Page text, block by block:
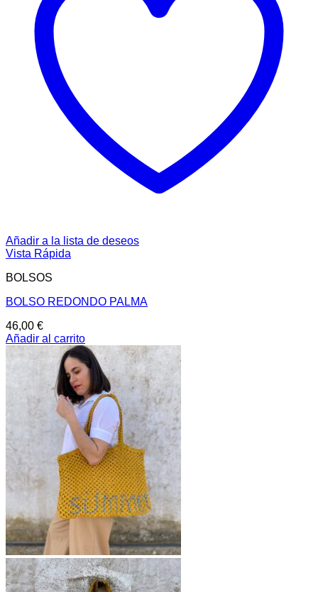
Añadir a la lista de deseos
Vista Rápida
BOLSOS
BOLSO REDONDO PALMA
46,00 €
Añadir al carrito